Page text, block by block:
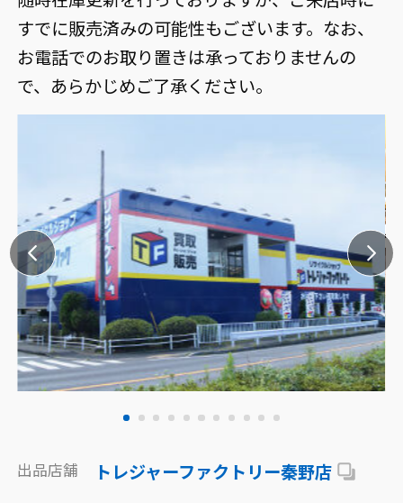
すでに販売済みの可能性もございます。なお、
お電話でのお取り置きは承っておりませんの
で、あらかじめご了承ください。
出品店舗 トレジャーファクトリー秦野店